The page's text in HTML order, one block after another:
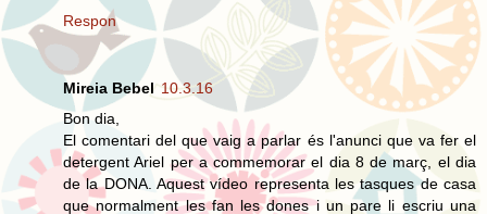
Respon
Mireia Bebel 10.3.16
Bon dia,
El comentari del que vaig a parlar és l'anunci que va fer el
detergent Ariel per a commemorar el dia 8 de març, el dia
de la DONA. Aquest vídeo representa les tasques de casa
que normalment les fan les dones i un pare li escriu una